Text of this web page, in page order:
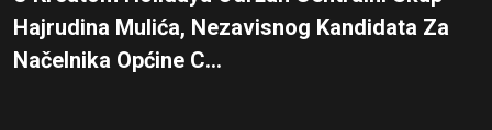
Hajrudina Mulića, Nezavisnog Kandidata Za
Načelnika Općine C...